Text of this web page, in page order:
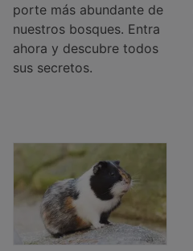
porte más abundante de
nuestros bosques. Entra
ahora y descubre todos
sus secretos.